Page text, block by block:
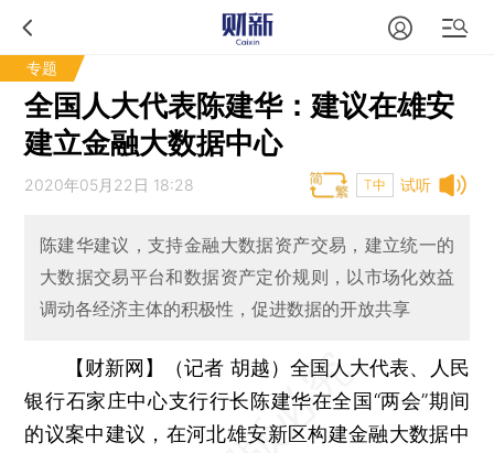
专题
全国人大代表陈建华：建议在雄安
建立金融大数据中心
试听
2020年05月22日 18:28 T中
陈建华建议，支持金融大数据资产交易，建立统一的
大数据交易平台和数据资产定价规则，以市场化效益
调动各经济主体的积极性，促进数据的开放共享
【财新网】（记者 胡越） 全国人大代表、人民
银行石家庄中心支行行长陈建华在全国“两会”期间
的议案中建议，在河北雄安新区构建金融大数据中